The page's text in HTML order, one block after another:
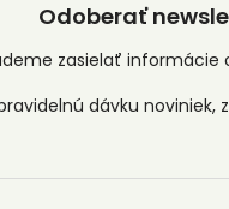
Odoberať
zasielať